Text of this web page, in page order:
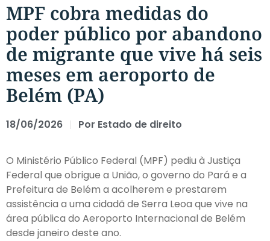
MPF cobra medidas do
poder público por abandono
de migrante que vive há seis
meses em aeroporto de
Belém (PA)
18/06/2026 Por Estado de direito
O Ministério Público Federal (MPF) pediu à Justiça
Federal que obrigue a União, o governo do Pará e a
Prefeitura de Belém a acolherem e prestarem
assistência a uma cidadã de Serra Leoa que vive na
área pública do Aeroporto Internacional de Belém
desde janeiro deste ano.